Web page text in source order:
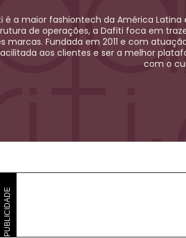
é a maior fashiontech da América
de operações, a Dafiti foca em
marcas. Fundada em 2011 e com
aos clientes e ser a melhor
com o
PUBLICIDADE